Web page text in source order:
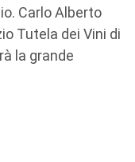
Carlo Alberto
Tutela dei Vini di
la grande